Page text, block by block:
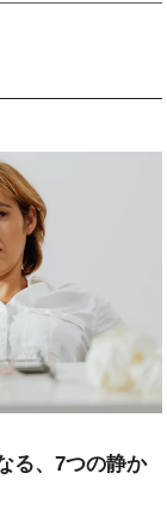
る、7つの静か